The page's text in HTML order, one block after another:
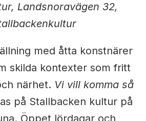
Landsnoravägen 32,
med åtta konstnärer
skilda kontexter som fritt
närhet. Vi vill komma så
på Stallbacken kultur på
Öppet lördagar och